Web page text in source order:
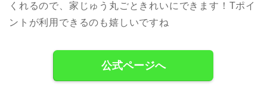
くれるので、家じゅう丸ごときれいにできます！Tポイ
ントが利用できるのも嬉しいですね
公式ページへ